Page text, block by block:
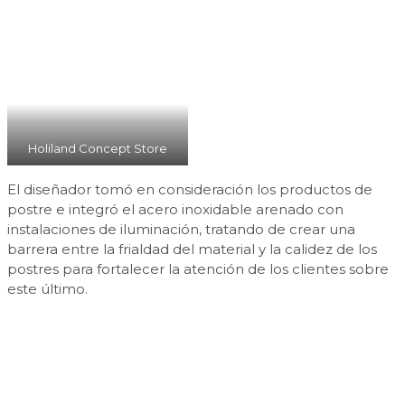
Holiland Concept Store
El diseñador tomó en consideración los productos de
postre e integró el acero inoxidable arenado con
instalaciones de iluminación, tratando de crear una
barrera entre la frialdad del material y la calidez de los
postres para fortalecer la atención de los clientes sobre
este último.